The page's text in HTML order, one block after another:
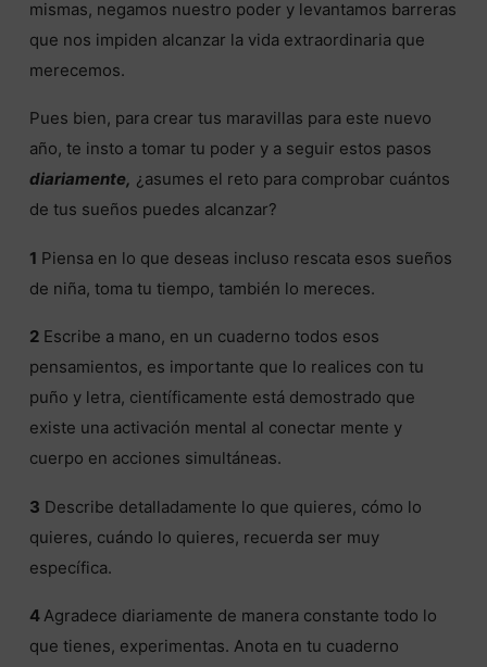
mismas, negamos nuestro poder y levantamos barreras
que nos impiden alcanzar la vida extraordinaria que
merecemos.
Pues bien, para crear tus maravillas para este nuevo
año, te insto a tomar tu poder y a seguir estos pasos
diariamente, ¿asumes el reto para comprobar cuántos
de tus sueños puedes alcanzar?
1 Piensa en lo que deseas incluso rescata esos sueños
de niña, toma tu tiempo, también lo mereces.
2Escribe a mano, en un cuaderno todos esos
pensamientos, es importante que lo realices con tu
puño y letra, científicamente está demostrado que
existe una activación mental al conectar mente y
cuerpo en acciones simultáneas.
3 Describe detalladamente lo que quieres, cómo lo
quieres, cuándo lo quieres, recuerda ser muy
específica.
4Agradece diariamente de manera constante todo lo
que tienes, experimentas. Anota en tu cuaderno